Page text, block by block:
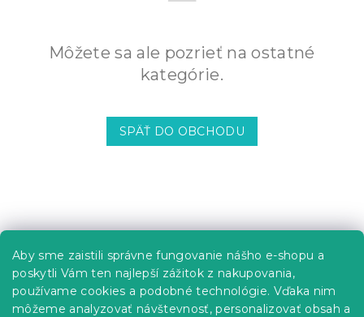
Aby sme zaistili správne fungovanie nášho e-shopu a
poskytli Vám ten najlepší zážitok z nakupovania,
používame cookies a podobné technológie. Vďaka nim
môžeme analyzovať návštevnosť, personalizovať obsah a
Môžete sa ale pozrieť na ostatné
kategórie.
SPÄŤ DO OBCHODU
á
Informácie pre vás
Predajne
Sledovanie objednávky